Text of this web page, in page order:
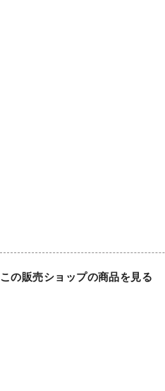
この販売ショップの商品を見る